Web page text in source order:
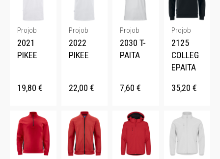
Projob
2021
PIKEE
19,80 €
Projob
2022
PIKEE
22,00 €
Projob
2030 T-
PAITA
7,60 €
Projob
2125
COLLEG
EPAITA
35,20 €